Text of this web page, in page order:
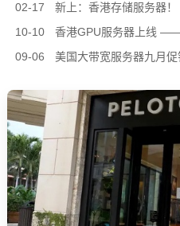
02-17
新上：香港存储服务器！
10-10
香港GPU服务器上线 ——
09-06
美国大带宽服务器九月促